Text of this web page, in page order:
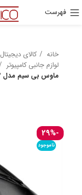
فهرست
خانه کالای دیجیتال
لوازم جانبی کامپیوتر
ماوس بی سیم مدل MR-W22
-29%
ناموجود
30 هزار تومان